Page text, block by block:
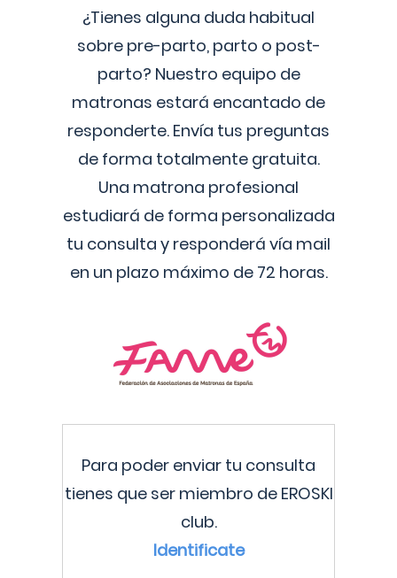
¿Tienes alguna duda habitual
sobre pre-parto, parto o post-
parto? Nuestro equipo de
matronas estará encantado de
responderte. Envía tus preguntas
de forma totalmente gratuita.
Una matrona profesional
estudiará de forma personalizada
tu consulta y responderá vía mail
en un plazo máximo de 72 horas.
Para poder enviar tu consulta
tienes que ser miembro de EROSKI
club.
Identificate